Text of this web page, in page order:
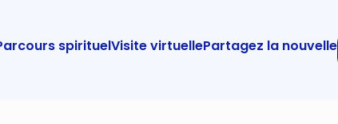
spirituelVisite virtuellePartagez la nouvelle